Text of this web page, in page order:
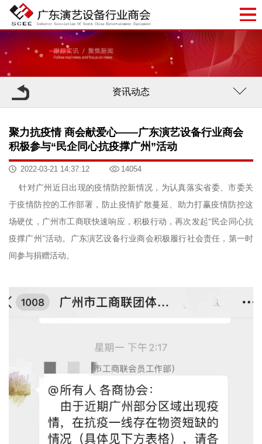
资讯动态
聚力抗疫情 商会献爱心——广东演艺设备行业商会
积极参与“民企同心抗疫撑广州”活动 ​
2022-03-21 14:37:12 14054
针对广州近日出现的疫情防控新情况，为认真落实省委、市委关
于疫情防控的工作部署，防止疫情扩散蔓延、助力打赢疫情防控这
场硬仗，广州市工商联快速响应，积极行动，再次发起“民企同心抗
疫撑广州”活动。广东演艺设备行业商会积极履行社会责任，第一时
间参与捐赠活动。